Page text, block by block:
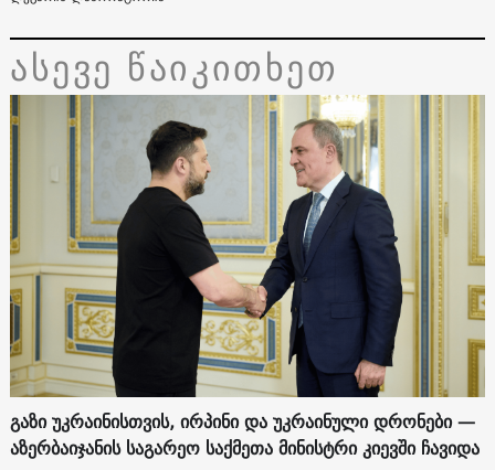
ასევე წაიკითხეთ
გაზი უკრაინისთვის, ირპინი და უკრაინული დრონები —
აზერბაიჯანის საგარეო საქმეთა მინისტრი კიევში ჩავიდა